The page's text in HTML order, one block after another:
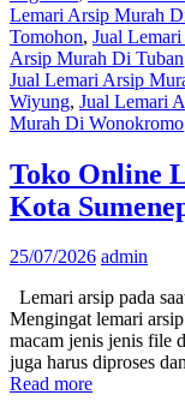
Lemari Arsip Murah
Tomohon, Jual
Arsip Murah Di Tuban
Jual Lemari Arsip
Wiyung, Jual Lemari
Murah Di Wonokromo
Toko Online
Kota
25/07/2026 admin
Lemari arsip pada
Mengingat lemari
macam jenis jenis file
juga harus diproses
Read more